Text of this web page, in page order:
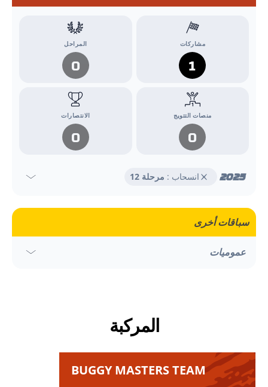
مشاركات
1
المراحل
0
منصات التتويج
0
الانتصارات
0
2025 انسحاب : مرحلة 12
سباقات أخرى
عمومیات
المركبة
BUGGY MASTERS TEAM